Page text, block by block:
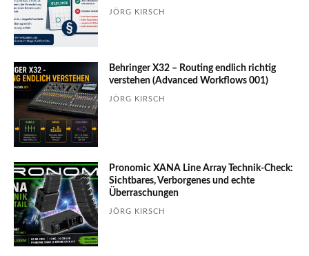
JÖRG KIRSCH
Behringer X32 – Routing endlich richtig
verstehen (Advanced Workflows 001)
JÖRG KIRSCH
Pronomic XANA Line Array Technik-Check:
Sichtbares, Verborgenes und echte
Überraschungen
JÖRG KIRSCH